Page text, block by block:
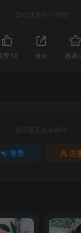
喜欢就支持一下吧
赞 19 分享 收藏
请登录后发表评论
登录 注